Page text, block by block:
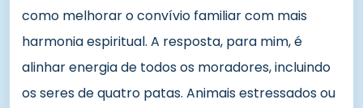
como melhorar o convívio familiar com mais
harmonia espiritual. A resposta, para mim, é
alinhar energia de todos os moradores, incluindo
os seres de quatro patas. Animais estressados ou